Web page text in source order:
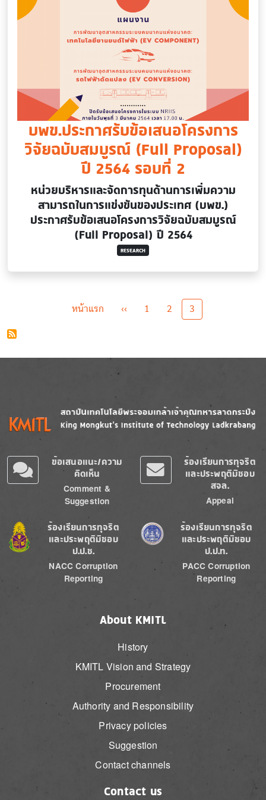
บพข.ประกาศรับข้อเสนอโครงการ
วิจัยฉบับสมบูรณ์ (Full Proposal)
ปี 2564 รอบที่ 2
หน่วยบริหารและจัดการทุนด้านการเพิ่มความ
สามารถในการแข่งขันของประเทศ (บพข.)
ประกาศรับข้อเสนอโครงการวิจัยฉบับสมบูรณ์
(Full Proposal) ปี 2564
RESEARCH
หน้าแรกFirst page
‹‹Previous page
1 2 3
Image
ข้อเสนอแนะ/ความ
คิดเห็น
Comment &
Suggestion
ร้องเรียนการทุจริต
และประพฤติมิชอบ
สจล.
Appeal
Image
ร้องเรียนการทุจริต
และประพฤติมิชอบ
ป.ป.ช.
NACC Corruption
Reporting
Image
ร้องเรียนการทุจริต
และประพฤติมิชอบ
ป.ป.ท.
PACC Corruption
Reporting
About KMITL
History
KMITL Vision and Strategy
Procurement
Authority and Responsibility
Privacy policies
Suggestion
Contact channels
Contact us